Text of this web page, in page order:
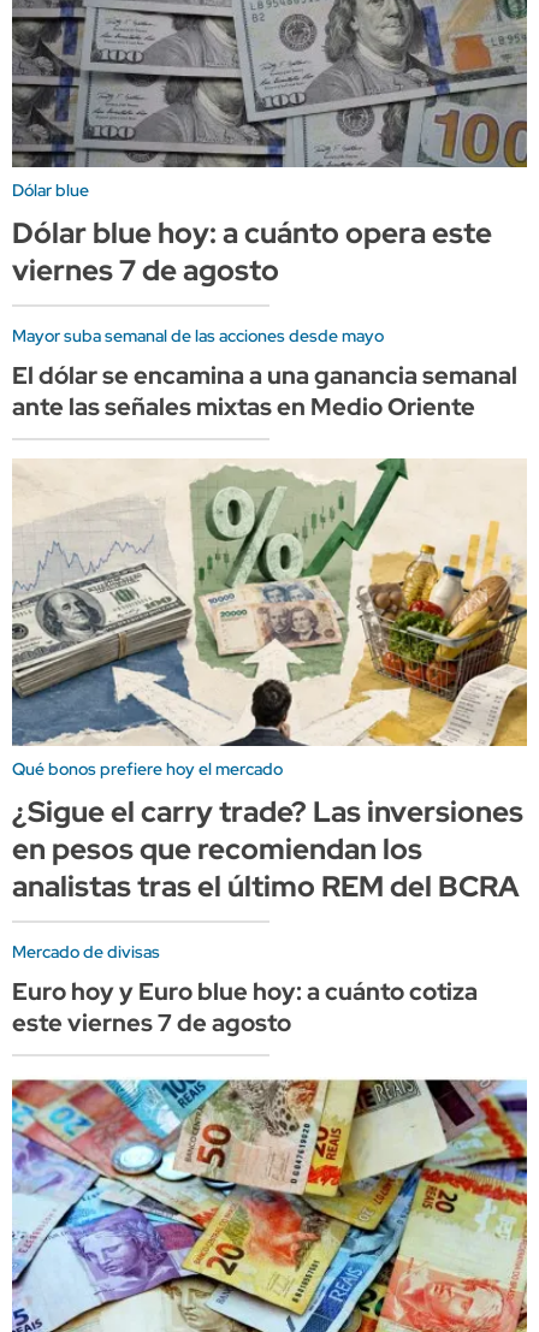
Dólar blue
Dólar blue hoy: a cuánto opera este
viernes 7 de agosto
Mayor suba semanal de las acciones desde mayo
El dólar se encamina a una ganancia semanal
ante las señales mixtas en Medio Oriente
Qué bonos prefiere hoy el mercado
¿Sigue el carry trade? Las inversiones
en pesos que recomiendan los
analistas tras el último REM del BCRA
Mercado de divisas
Euro hoy y Euro blue hoy: a cuánto cotiza
este viernes 7 de agosto